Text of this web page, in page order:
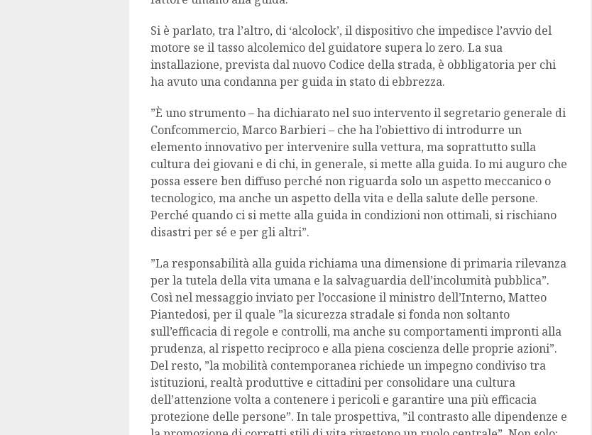
Si è parlato, tra l’altro, di ‘alcolock’, il dispositivo che impedisce l’avvio del
motore se il tasso alcolemico del guidatore supera lo zero. La sua
installazione, prevista dal nuovo Codice della strada, è obbligatoria per chi
ha avuto una condanna per guida in stato di ebbrezza.
”È uno strumento – ha dichiarato nel suo intervento il segretario generale di
Confcommercio, Marco Barbieri – che ha l’obiettivo di introdurre un
elemento innovativo per intervenire sulla vettura, ma soprattutto sulla
cultura dei giovani e di chi, in generale, si mette alla guida. Io mi auguro che
possa essere ben diffuso perché non riguarda solo un aspetto meccanico o
tecnologico, ma anche un aspetto della vita e della salute delle persone.
Perché quando ci si mette alla guida in condizioni non ottimali, si rischiano
disastri per sé e per gli altri”.
”La responsabilità alla guida richiama una dimensione di primaria rilevanza
per la tutela della vita umana e la salvaguardia dell’incolumità pubblica”.
Così nel messaggio inviato per l’occasione il ministro dell’Interno, Matteo
Piantedosi, per il quale ”la sicurezza stradale si fonda non soltanto
sull’efficacia di regole e controlli, ma anche su comportamenti impronti alla
prudenza, al rispetto reciproco e alla piena coscienza delle proprie azioni”.
Del resto, ”la mobilità contemporanea richiede un impegno condiviso tra
istituzioni, realtà produttive e cittadini per consolidare una cultura
dell’attenzione volta a contenere i pericoli e garantire una più efficacia
protezione delle persone”. In tale prospettiva, ”il contrasto alle dipendenze e